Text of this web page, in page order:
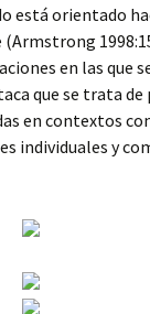
orientado
en las que
que se trata de
en contextos
individuales y